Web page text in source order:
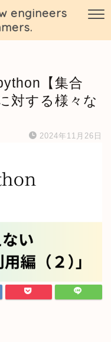
engineers
【集合
対する様々な
2024年11月26日